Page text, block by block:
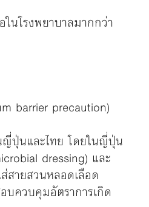
นโรงพยาบาลมากกว่า
barrier precaution)
ญี่ปุ่นและไทย โดยในญี่ปุ่น
dressing) และ
สายสวนหลอดเลือด
บควบคุมอัตราการเกิด